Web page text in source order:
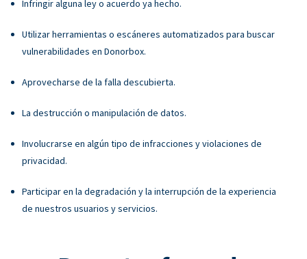
Infringir alguna ley o acuerdo ya hecho.
Utilizar herramientas o escáneres automatizados para buscar
vulnerabilidades en Donorbox.
Aprovecharse de la falla descubierta.
La destrucción o manipulación de datos.
Involucrarse en algún tipo de infracciones y violaciones de
privacidad.
Participar en la degradación y la interrupción de la experiencia
de nuestros usuarios y servicios.